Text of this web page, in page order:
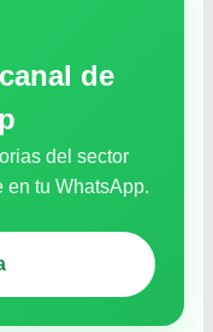
de
del sector
en tu WhatsApp.